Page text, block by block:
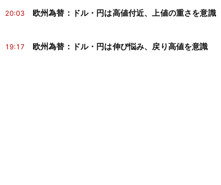
20:03 欧州為替：ドル・円は高値付近、上値の重さを意識
19:17 欧州為替：ドル・円は伸び悩み、戻り高値を意識